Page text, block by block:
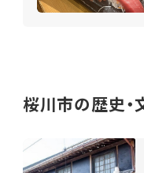
桜川市の歴史